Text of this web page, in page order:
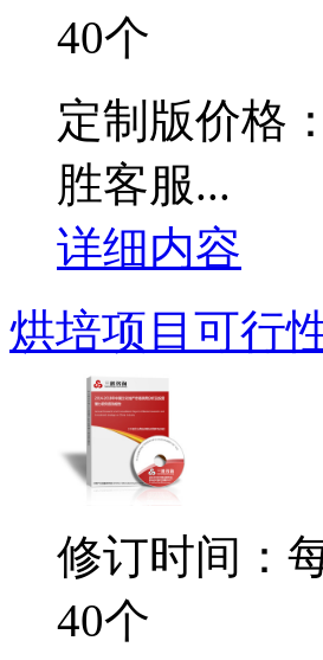
40个
定制版价格
胜客服...
详细内容
烘培项目可行
修订时间：
40个